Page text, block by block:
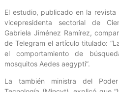
El estudio, publicado en la
vicepresidenta sectorial de
Gabriela Jiménez Ramírez,
de Telegram el artículo titulado:
el comportamiento de
mosquitos Aedes aegypti”.
La también ministra del